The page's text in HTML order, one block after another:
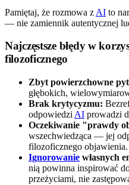
Pamiętaj, że rozmowa z AI to
— nie zamiennik autentycznej
Najczęstsze błędy w
filozoficznego
Zbyt powierzchowne
głębokich,
Brak krytycyzmu:
odpowiedzi AI prowadzi
Oczekiwanie "prawdy
wszechwiedząca — jej
filozoficznego objawienia.
Ignorowanie własnych
nią powinna inspirować
przeżyciami, nie